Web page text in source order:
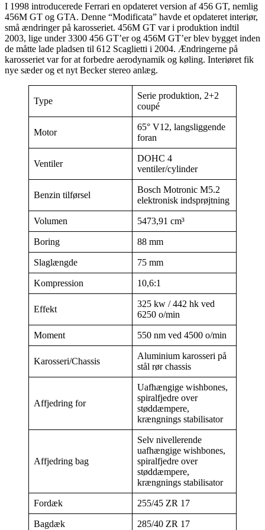
I 1998 introducerede Ferrari en opdateret version af 456 GT, nemlig
456M GT og GTA. Denne “Modificata” havde et opdateret interiør,
små ændringer på karosseriet. 456M GT var i produktion indtil
2003, lige under 3300 456 GT’er og 456M GT’er blev bygget inden
de måtte lade pladsen til 612 Scaglietti i 2004. Ændringerne på
karosseriet var for at forbedre aerodynamik og køling. Interiøret fik
nye sæder og et nyt Becker stereo anlæg.
Type
Serie produktion, 2+2
coupé
Motor
65° V12, langsliggende
foran
Ventiler
DOHC 4
ventiler/cylinder
Benzin tilførsel
Bosch Motronic M5.2
elektronisk indsprøjtning
Volumen 5473,91 cm³
Boring 88 mm
Slaglængde 75 mm
Kompression 10,6:1
Effekt
325 kw / 442 hk ved
6250 o/min
Moment 550 nm ved 4500 o/min
Karosseri/Chassis
Aluminium karosseri på
stål rør chassis
Affjedring for
Uafhængige wishbones,
spiralfjedre over
støddæmpere,
krængnings stabilisator
Affjedring bag
Selv nivellerende
uafhængige wishbones,
spiralfjedre over
støddæmpere,
krængnings stabilisator
Fordæk 255/45 ZR 17
Bagdæk 285/40 ZR 17